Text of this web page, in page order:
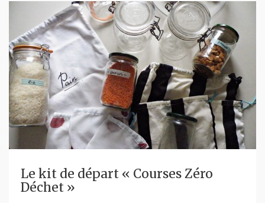
Le kit de départ « Courses Zéro
Déchet »